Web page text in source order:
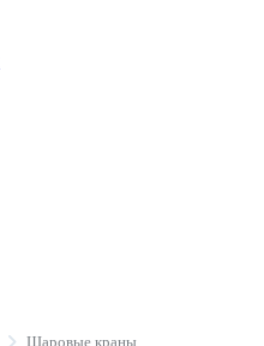
Шаровые краны